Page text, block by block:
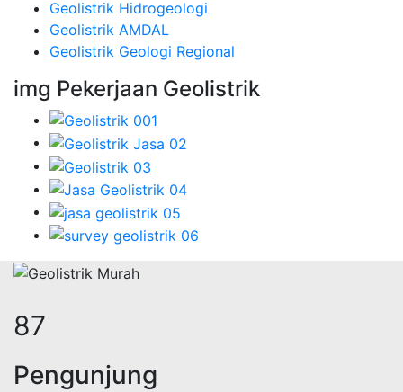
Geolistrik Hidrogeologi
Geolistrik AMDAL
Geolistrik Geologi Regional
img Pekerjaan Geolistrik
111
Pengunjung